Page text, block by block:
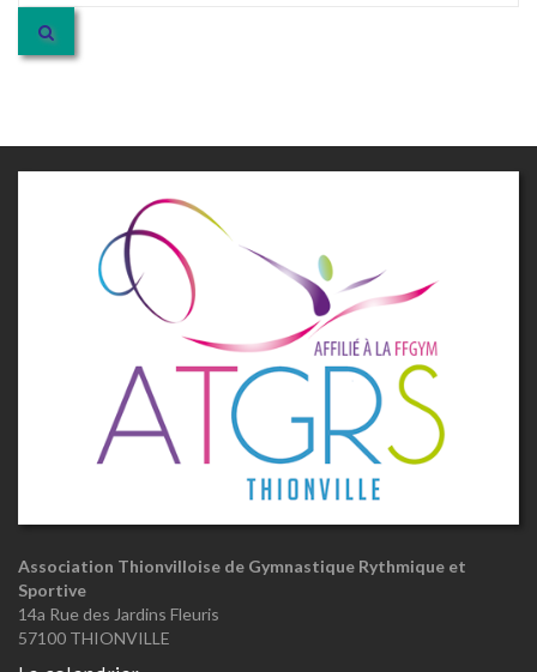
Association Thionvilloise de Gymnastique Rythmique et
Sportive
14a Rue des Jardins Fleuris
57100 THIONVILLE